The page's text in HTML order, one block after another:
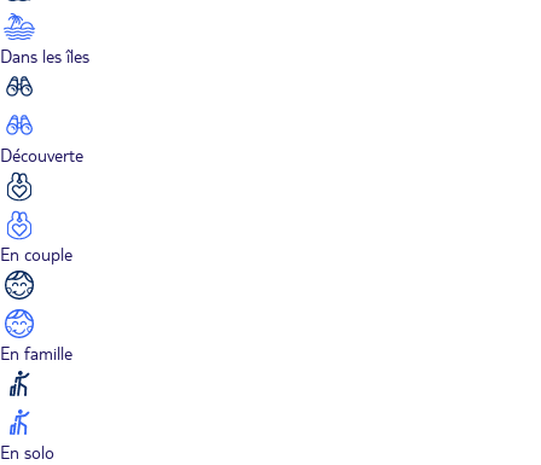
Dans les îles
Découverte
En couple
En famille
En solo